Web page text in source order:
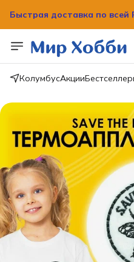
Быстрая доставка по
вашим домом!
Быстрая доставка по
вашим домом!
КолумбусАкции